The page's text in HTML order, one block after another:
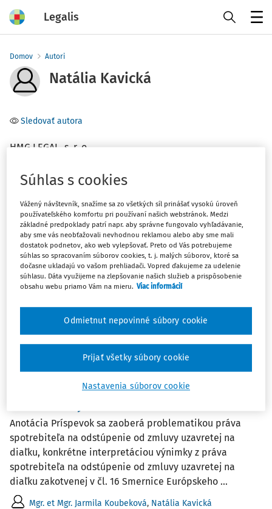
Legalis
Domov Autori
Natália Kavická
Sledovať autora
HMG LEGAL, s. r. o.
Téma
Právo EÚ(1)
Filter
Počet vyhľadaných dokumentov: 1
Zoradiť podľa:
Interpretácia výnimky z práva spotrebiteľa
na odstúpenie od zmluvy uzavretej na
Anotácia Príspevok sa zaoberá problematikou práva
spotrebiteľa na odstúpenie od zmluvy uzavretej na
diaľku, konkrétne interpretáciou výnimky z práva
spotrebiteľa na odstúpenie od zmluvy uzavretej na
diaľku zakotvenej v čl. 16 Smernice Európskeho ...
Mgr. et Mgr. Jarmila Koubeková, Natália Kavická
Súhlas s cookies
Vážený návštevník, snažíme sa zo všetkých síl prinášať vysokú úroveň
používateľského komfortu pri používaní našich webstránok. Medzi
základné predpoklady patrí napr. aby správne fungovalo vyhľadávanie,
aby sme vás neobťažovali nevhodnou reklamou alebo aby sme mali
dostatok podnetov, ako web vylepšovať. Preto od Vás potrebujeme
súhlas so spracovaním súborov cookies, t. j. malých súborov, ktoré sa
dočasne ukladajú vo vašom prehliadači. Vopred ďakujeme za udelenie
súhlasu. Dáta využijeme na zlepšovanie našich služieb a prispôsobenie
obsahu webu priamo Vám na mieru. Viac informácií
Nastavenia súborov cookie
Odmietnut nepovinné súbory cookie
Prijať všetky súbory cookie